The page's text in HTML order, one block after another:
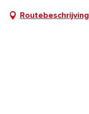
Routebeschrijving